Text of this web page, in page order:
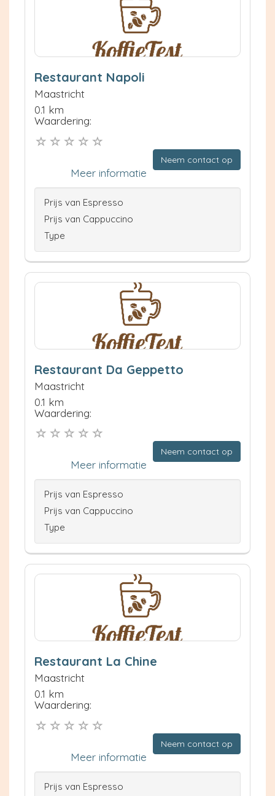
Restaurant Napoli
Maastricht
0.1 km
Waardering:
Neem contact op
Meer informatie
Prijs van Espresso
Prijs van Cappuccino
Type
Restaurant Da Geppetto
Maastricht
0.1 km
Waardering:
Neem contact op
Meer informatie
Prijs van Espresso
Prijs van Cappuccino
Type
Restaurant La Chine
Maastricht
0.1 km
Waardering:
Neem contact op
Meer informatie
Prijs van Espresso